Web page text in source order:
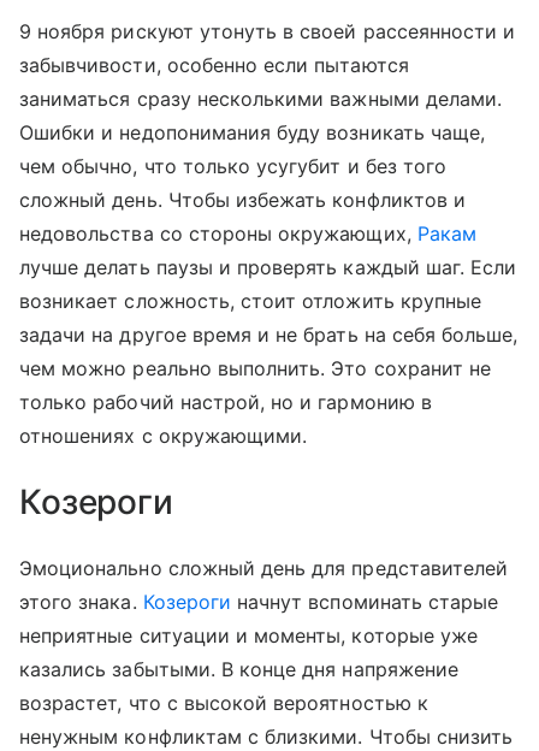
9 ноября рискуют утонуть в своей рассеянности и
забывчивости, особенно если пытаются
заниматься сразу несколькими важными делами.
Ошибки и недопонимания буду возникать чаще,
чем обычно, что только усугубит и без того
сложный день. Чтобы избежать конфликтов и
недовольства со стороны окружающих, Ракам
лучше делать паузы и проверять каждый шаг. Если
возникает сложность, стоит отложить крупные
задачи на другое время и не брать на себя больше,
чем можно реально выполнить. Это сохранит не
только рабочий настрой, но и гармонию в
отношениях с окружающими.
Козероги
Эмоционально сложный день для представителей
этого знака. Козероги начнут вспоминать старые
неприятные ситуации и моменты, которые уже
казались забытыми. В конце дня напряжение
возрастет, что с высокой вероятностью к
ненужным конфликтам с близкими. Чтобы снизить